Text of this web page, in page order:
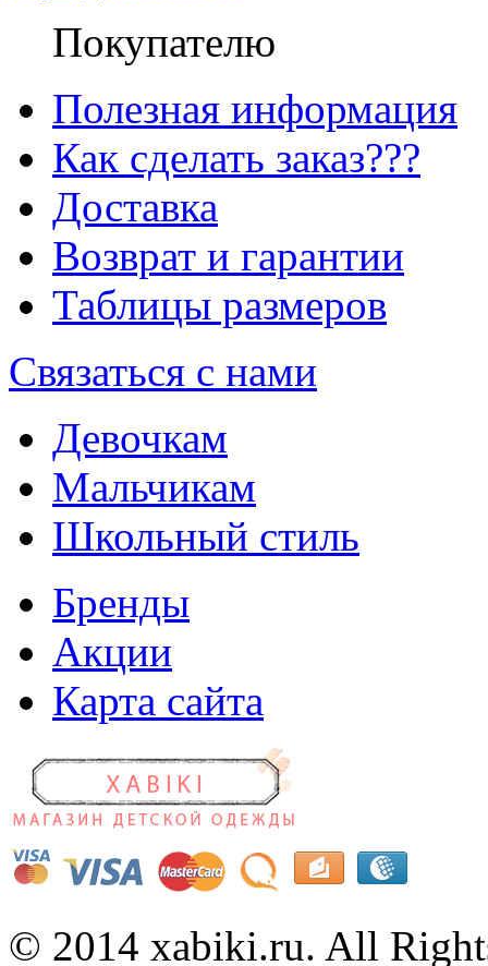
Покупателю
Полезная информация
Как сделать заказ???
Доставка
Возврат и гарантии
Таблицы размеров
Связаться с нами
Девочкам
Мальчикам
Школьный стиль
Бренды
Акции
Карта сайта
© 2014 xabiki.ru. All